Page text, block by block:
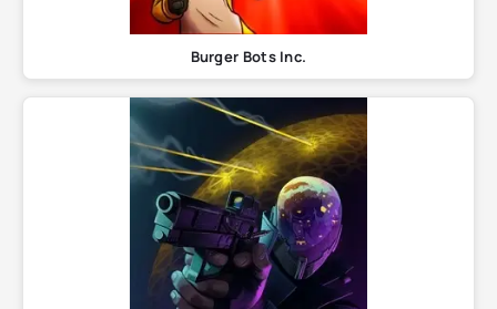
Burger Bots Inc.